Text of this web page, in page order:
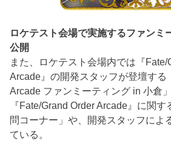
ロケテスト会場で実施するファンミ
公開
また、ロケテスト会場内では『Fate/
Arcade』の開発スタッフが登壇する
Arcade ファンミーティング in 小倉
『Fate/Grand Order Arcade』に関
問コーナー」や、開発スタッフによ
ている。